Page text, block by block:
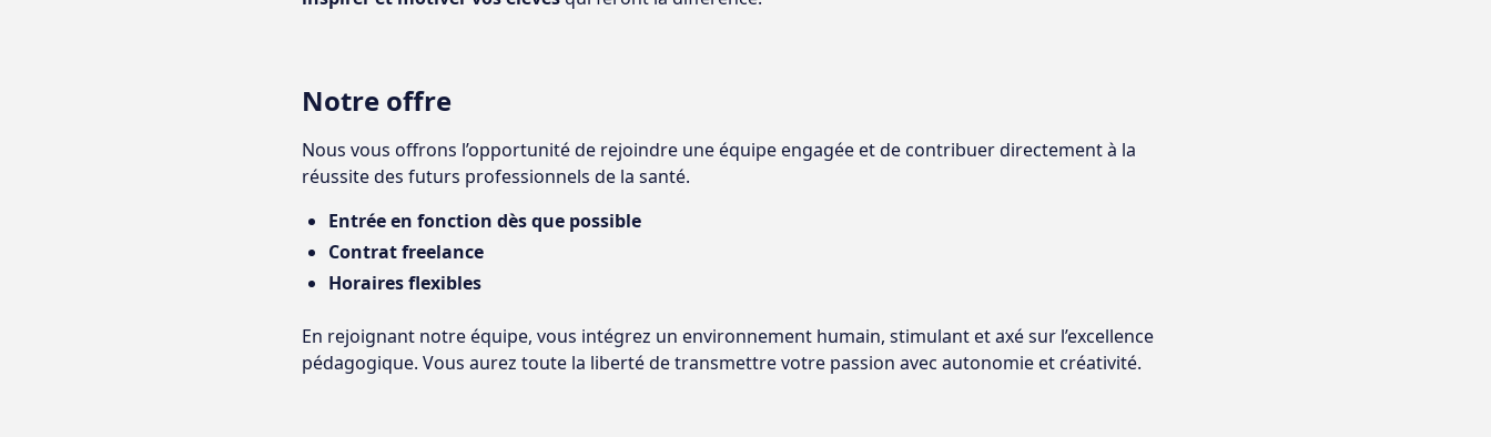
Notre offre
Nous vous offrons l’opportunité de rejoindre une équipe engagée et de contribuer directement à la
réussite des futurs professionnels de la santé.
Entrée en fonction dès que possible
Contrat freelance
Horaires flexibles
En rejoignant notre équipe, vous intégrez un environnement humain, stimulant et axé sur l’excellence
pédagogique. Vous aurez toute la liberté de transmettre votre passion avec autonomie et créativité.